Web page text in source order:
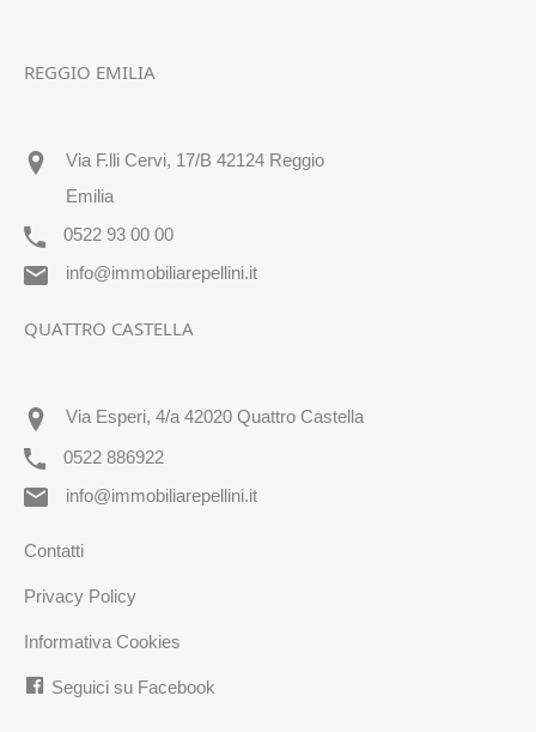
REGGIO EMILIA
Via F.lli Cervi, 17/B 42124 Reggio
Emilia
0522 93 00 00
info@immobiliarepellini.it
QUATTRO CASTELLA
Via Esperi, 4/a 42020 Quattro Castella
0522 886922
info@immobiliarepellini.it
Contatti
Privacy Policy
Informativa Cookies
Seguici su Facebook